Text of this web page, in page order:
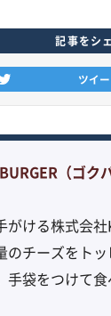
記事をシ
ツイ
（ゴク
ける株式会
チーズをト
手袋をつけて